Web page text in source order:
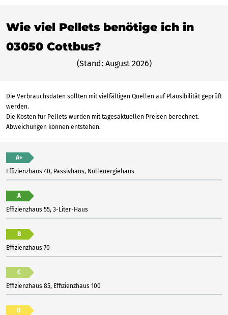
Wie viel Pellets benötige ich in
03050 Cottbus?
(Stand: August 2026)
Die Verbrauchsdaten sollten mit vielfältigen Quellen auf Plausibilität geprüft
werden.
Die Kosten für Pellets wurden mit tagesaktuellen Preisen berechnet.
Abweichungen können entstehen.
A+
Effizienzhaus 40, Passivhaus, Nullenergiehaus
A
Effizienzhaus 55, 3-Liter-Haus
B
Effizienzhaus 70
C
Effizienzhaus 85, Effizienzhaus 100
D